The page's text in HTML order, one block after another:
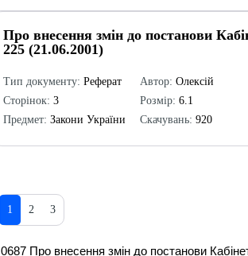
Про внесення змін до постанови
225 (21.06.2001)
Тип документу: Реферат
Сторінок: 3
Предмет: Закони України
Автор: Олексій
Розмір: 6.1
Скачувань: 920
1 2 3
0687 Про внесення змін до постанови